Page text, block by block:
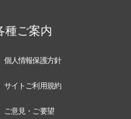
種ご案内
個人情報保護方針
サイトご利用規約
ご意見・ご要望